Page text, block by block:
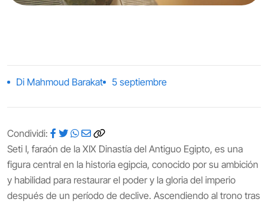
Di Mahmoud Barakat 5 septiembre
Condividi:
Seti I, faraón de la XIX Dinastía del Antiguo Egipto, es una
figura central en la historia egipcia, conocido por su ambición
y habilidad para restaurar el poder y la gloria del imperio
después de un período de declive. Ascendiendo al trono tras